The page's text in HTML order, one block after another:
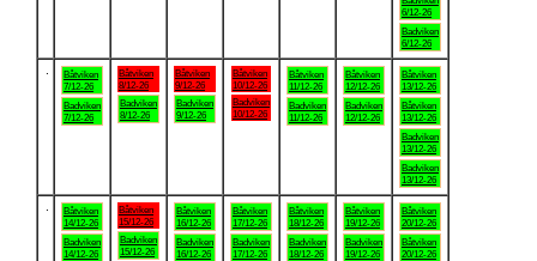
6/12-26
Badviken
6/12-26
Båtviken
7/12-26
Badviken
7/12-26
Båtviken
8/12-26
Badviken
8/12-26
Båtviken
9/12-26
Badviken
9/12-26
Båtviken
10/12-26
Badviken
10/12-26
Båtviken
11/12-26
Badviken
11/12-26
Båtviken
12/12-26
Badviken
12/12-26
Båtviken
13/12-26
Båtviken
13/12-26
Badviken
13/12-26
Badviken
13/12-26
Båtviken
14/12-26
Badviken
14/12-26
Båtviken
15/12-26
Badviken
15/12-26
Båtviken
16/12-26
Badviken
16/12-26
Båtviken
17/12-26
Badviken
17/12-26
Båtviken
18/12-26
Badviken
18/12-26
Båtviken
19/12-26
Badviken
19/12-26
Båtviken
20/12-26
Båtviken
20/12-26